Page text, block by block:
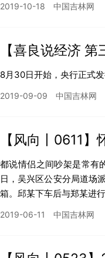
2019-10-18 中国吉林网
【喜良说经济
这么说……
8月30日开始，央行正式
2019-09-09 中国吉林网
【风向丨0611
都说情侣之间吵架是常有
日，吴兴区公安分局道场
箱。邱某下车后与郑某进
2019-06-11 中国吉林网